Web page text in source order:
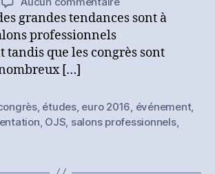
l’article
[Etude]
publie
2015
grandes tendances sont à
professionnels
tandis que les congrès sont
[…]
, études, euro 2016, événement,
, OJS, salons professionnels,